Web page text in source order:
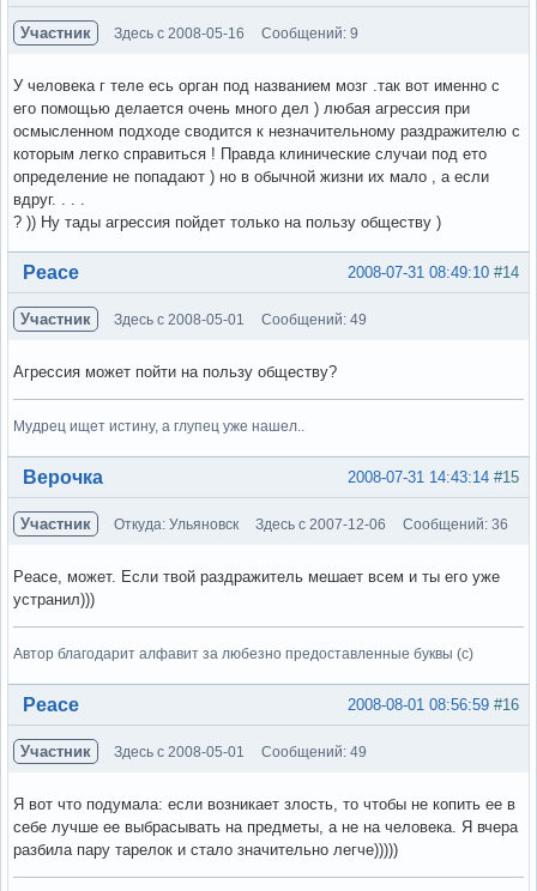
Участник Здесь с 2008-05-16 Сообщений: 9
У человека г теле есь орган под названием мозг .так вот именно с
его помощью делается очень много дел ) любая агрессия при
осмысленном подходе сводится к незначительному раздражителю с
которым легко справиться ! Правда клинические случаи под ето
определение не попадают ) но в обычной жизни их мало , а если
вдруг. . . .
? )) Ну тады агрессия пойдет только на пользу обществу )
Вне форума #14
2008-07-31 08:49:10
Peace
Участник Здесь с 2008-05-01 Сообщений: 49
Агрессия может пойти на пользу обществу?
Мудрец ищет истину, а глупец уже нашел..
Вне форума #15
2008-07-31 14:43:14
Верочка
Участник Откуда: Ульяновск Здесь с 2007-12-06 Сообщений: 36
Peace, может. Если твой раздражитель мешает всем и ты его уже
устранил)))
Автор благодарит алфавит за любезно предоставленные буквы (с)
Вне форума #16
2008-08-01 08:56:59
Peace
Участник Здесь с 2008-05-01 Сообщений: 49
Я вот что подумала: если возникает злость, то чтобы не копить ее в
себе лучше ее выбрасывать на предметы, а не на человека. Я вчера
разбила пару тарелок и стало значительно легче)))))